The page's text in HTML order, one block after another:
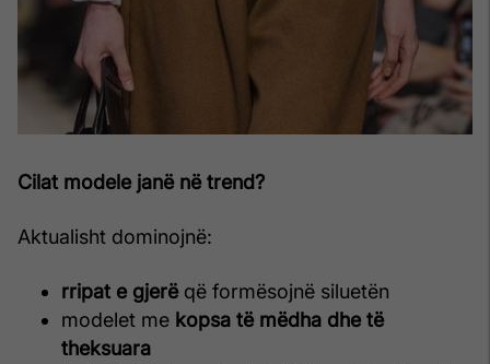
Cilat modele janë në trend?
Aktualisht dominojnë:
rripat e gjerë që formësojnë siluetën
modelet me kopsa të mëdha dhe të
theksuara